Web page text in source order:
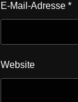
E-Mail-Adresse *
Website